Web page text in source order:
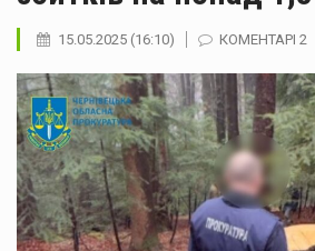
15.05.2025 (16:10) КОМЕНТАРІ 2